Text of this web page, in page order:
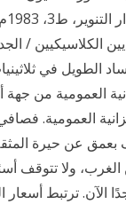
الكلاسيكيين /
الطويل في
العمومية من
العمومية.
عن حيرة المثقف
الغرب، ولا تتوقف
الآن. ترتبط أسعار